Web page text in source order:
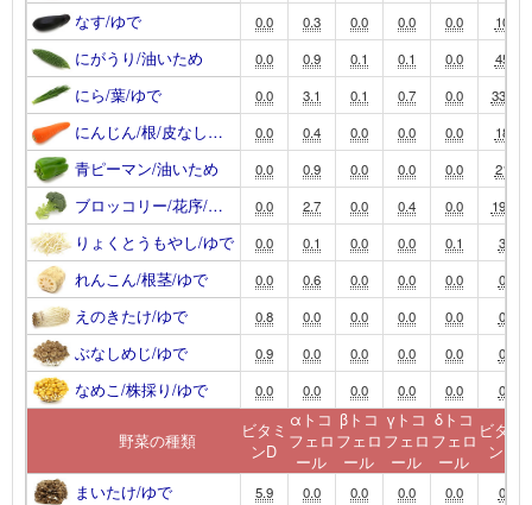
なす/ゆで 0.0 0.3 0.0 0.0 0.0 10
にがうり/油いため 0.0 0.9 0.1 0.1 0.0 45
にら/葉/ゆで 0.0 3.1 0.1 0.7 0.0 330
にんじん/根/皮なし… 0.0 0.4 0.0 0.0 0.0 18
青ピーマン/油いため 0.0 0.9 0.0 0.0 0.0 21
ブロッコリー/花序/… 0.0 2.7 0.0 0.4 0.0 190
りょくとうもやし/ゆで 0.0 0.1 0.0 0.0 0.1 3
れんこん/根茎/ゆで 0.0 0.6 0.0 0.0 0.0 0
えのきたけ/ゆで 0.8 0.0 0.0 0.0 0.0 0
ぶなしめじ/ゆで 0.9 0.0 0.0 0.0 0.0 0
なめこ/株採り/ゆで 0.0 0.0 0.0 0.0 0.0 0
野菜の種類
ビタミ
ンD
αトコ
フェロ
ール
βトコ
フェロ
ール
γトコ
フェロ
ール
δトコ
フェロ
ール
ビタミ
ンK
まいたけ/ゆで
5.9 0.0 0.0 0.0 0.0 0